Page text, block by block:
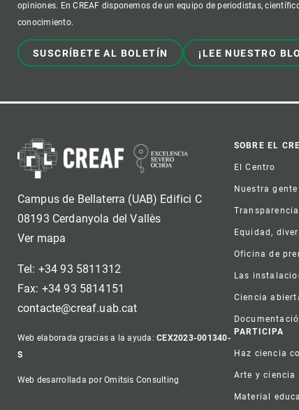
opiniones. En CREAF disponemos de un equipo de periodistas,
conocimiento.
SUSCRÍBETE AL BOLETÍN ¡LEE NUESTRO
Campus de Bellaterra (UAB) Edifici C
08193 Cerdanyola del Vallès
Ver mapa
Tel: +34 93 5811312
Fax: +34 93 5814151
contacte@creaf.uab.cat
Web elaborada gracias a la ayuda:CEX2023-001340-
S
Web desarrollada por Omitsis Consulting
SOBRE EL
El Centro
Nuestra gente
Transparencia
Equidad,
Oficina de
Las
Ciencia
PARTICIPA
Haz ciencia
Arte y ciencia
Material